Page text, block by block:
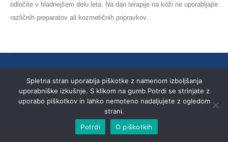
odločite v hladnejšem delu leta. Na dan terapije na koži ne uporabljajte
različnih preparatov ali kozmetičnih pripravkov.
Ostalo
Dermatoloskaklinika.si © 2022. Vse pravice pridržane.
Spletna stran uporablja piškotke z namenom izboljšanja
uporabniške izkušnje. S klikom na gumb Potrdi se strinjate z
uporabo piškotkov in lahko nemoteno nadaljujete z ogledom
strani.
Potrdi
O piškotkih